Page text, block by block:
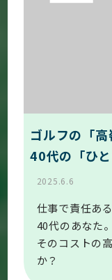
ゴルフの「
40代の「ひ
2025.6.6
仕事で責任あ
40代のあなた
そのコストの
か？